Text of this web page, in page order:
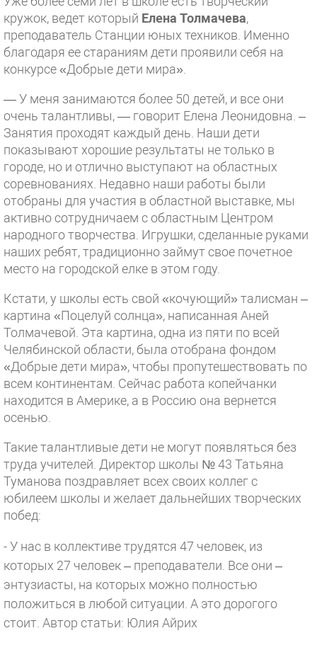
кружок, ведет который Елена Толмачева,
преподаватель Станции юных техников. Именно
благодаря ее стараниям дети проявили себя на
конкурсе «Добрые дети мира».
— У меня занимаются более 50 детей, и все они
очень талантливы, — говорит Елена Леонидовна. –
Занятия проходят каждый день. Наши дети
показывают хорошие результаты не только в
городе, но и отлично выступают на областных
соревнованиях. Недавно наши работы были
отобраны для участия в областной выставке, мы
активно сотрудничаем с областным Центром
народного творчества. Игрушки, сделанные руками
наших ребят, традиционно займут свое почетное
место на городской елке в этом году.
Кстати, у школы есть свой «кочующий» талисман –
картина «Поцелуй солнца», написанная Аней
Толмачевой. Эта картина, одна из пяти по всей
Челябинской области, была отобрана фондом
«Добрые дети мира», чтобы пропутешествовать по
всем континентам. Сейчас работа копейчанки
находится в Америке, а в Россию она вернется
осенью.
Такие талантливые дети не могут появляться без
труда учителей. Директор школы № 43 Татьяна
Туманова поздравляет всех своих коллег с
юбилеем школы и желает дальнейших творческих
побед:
- У нас в коллективе трудятся 47 человек, из
которых 27 человек – преподаватели. Все они –
энтузиасты, на которых можно полностью
положиться в любой ситуации. А это дорогого
стоит. Автор статьи: Юлия Айрих